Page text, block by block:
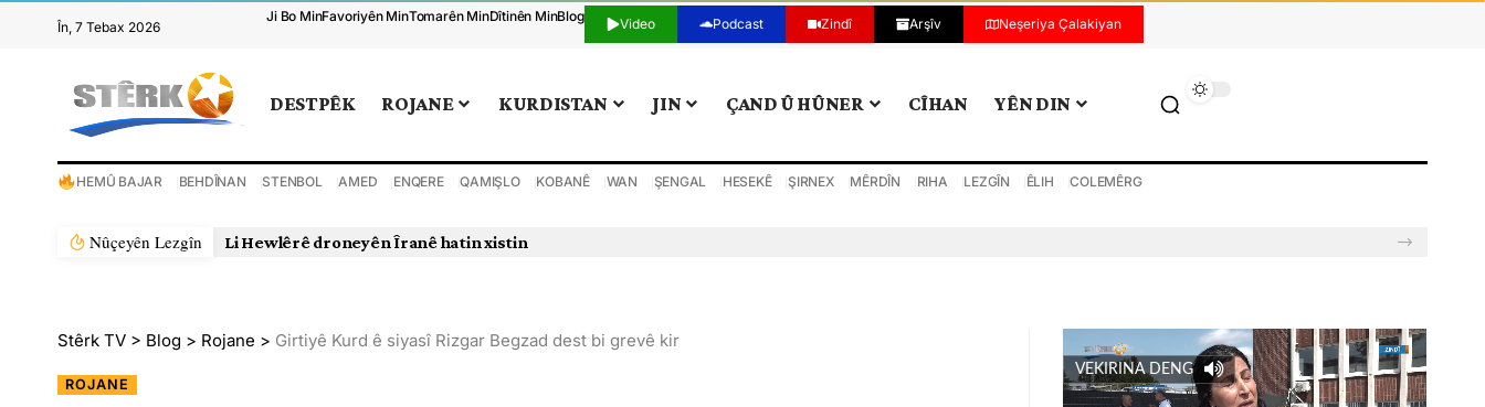
În, 7 Tebax 2026
Ji Bo MinFavoriyên MinTomarên MinDîtinên MinBlog Video Podcast Zindî Arşîv Neşeriya Çalakiyan
DESTPÊK ROJANE KURDISTAN JIN ÇAND Û HÛNER CÎHAN YÊN DIN
HEMÛ BAJAR BEHDÎNAN STENBOL AMED ENQERE QAMIŞLO KOBANÊ WAN ŞENGAL HESEKÊ ŞIRNEX MÊRDÎN RIHA LEZGÎN ÊLIH COLEMÊRG
Nûçeyên Lezgîn Li Hewlêrê droneyên Îranê hatin xistin
Stêrk TV > Blog > Rojane > Girtiyê Kurd ê siyasî Rizgar Begzad dest bi grevê kir
ROJANE
VEKIRINA DENG